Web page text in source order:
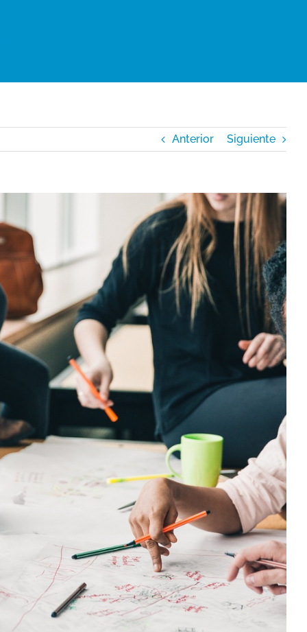
Anterior Siguiente